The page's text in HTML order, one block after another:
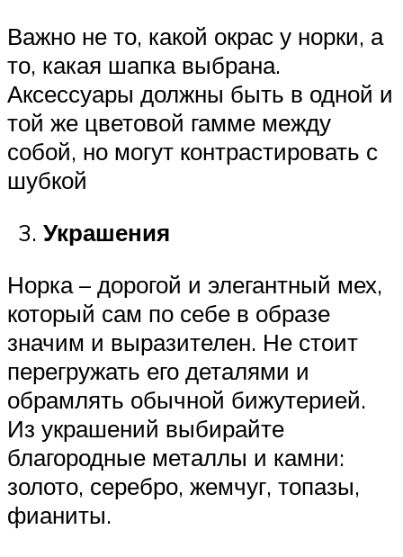
Важно не то, какой окрас у норки, а
то, какая шапка выбрана.
Аксессуары должны быть в одной и
той же цветовой гамме между
собой, но могут контрастировать с
шубкой
Украшения
Норка – дорогой и элегантный мех,
который сам по себе в образе
значим и выразителен. Не стоит
перегружать его деталями и
обрамлять обычной бижутерией.
Из украшений выбирайте
благородные металлы и камни:
золото, серебро, жемчуг, топазы,
фианиты.